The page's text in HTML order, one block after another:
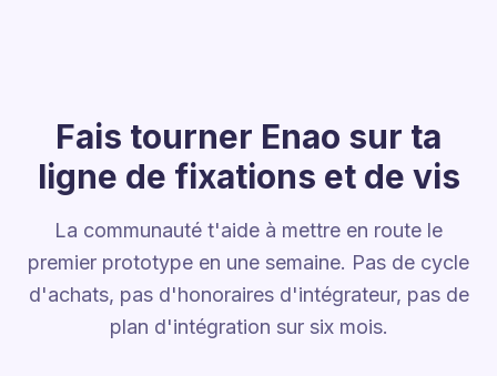
Fais tourner Enao sur ta
ligne de fixations et de vis
La communauté t'aide à mettre en route le
premier prototype en une semaine. Pas de cycle
d'achats, pas d'honoraires d'intégrateur, pas de
plan d'intégration sur six mois.